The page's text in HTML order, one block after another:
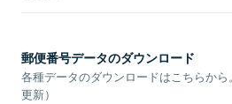
郵便番号データのダウンロード
各種データのダウンロードはこちらから
更新）